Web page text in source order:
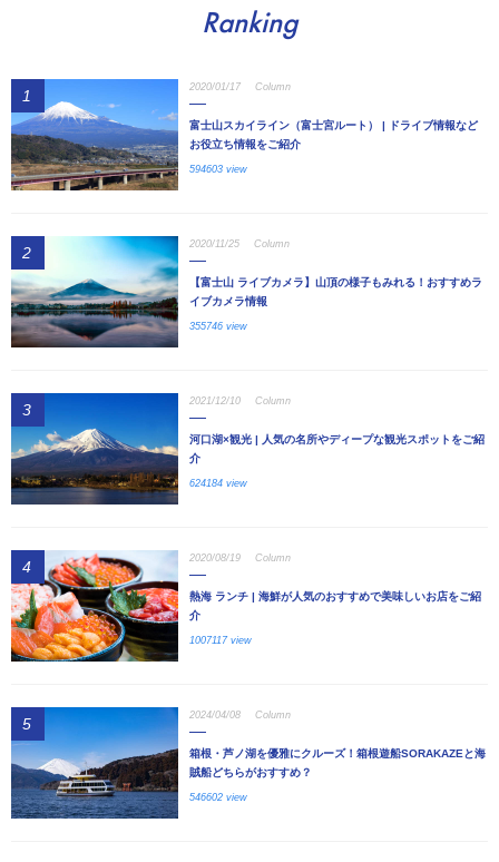
Ranking
1 2020/01/17 Column
富士山スカイライン（富士宮ルート） | ドライブ情報など
お役立ち情報をご紹介
594603 view
2 2020/11/25 Column
【富士山 ライブカメラ】山頂の様子もみれる！おすすめラ
イブカメラ情報
355746 view
3 2021/12/10 Column
河口湖×観光 | 人気の名所やディープな観光スポットをご紹
介
624184 view
4 2020/08/19 Column
熱海 ランチ | 海鮮が人気のおすすめで美味しいお店をご紹
介
1007117 view
5 2024/04/08 Column
箱根・芦ノ湖を優雅にクルーズ！箱根遊船SORAKAZEと海
賊船どちらがおすすめ？
546602 view